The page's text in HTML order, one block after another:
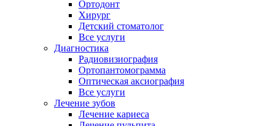
Ортодонт
Хирург
Детский стоматолог
Все услуги
Диагностика
Радиовизиография
Ортопантомограмма
Оптическая аксиография
Все услуги
Лечение зубов
Лечение кариеса